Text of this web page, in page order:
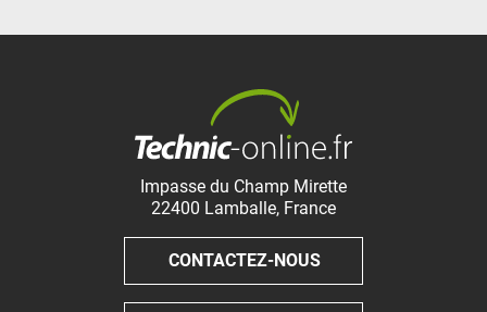
Impasse du Champ Mirette
22400 Lamballe, France
CONTACTEZ-NOUS